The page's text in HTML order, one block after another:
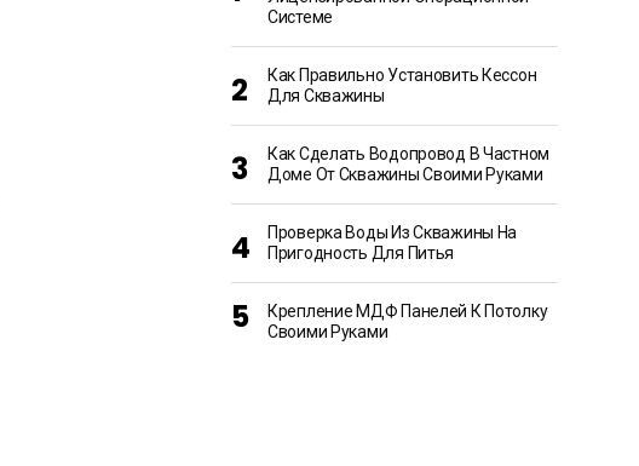
Системе
Как Правильно Установить Кессон
Для Скважины
Как Сделать Водопровод В Частном
Доме От Скважины Своими Руками
Проверка Воды Из Скважины На
Пригодность Для Питья
Крепление МДФ Панелей К Потолку
Своими Руками